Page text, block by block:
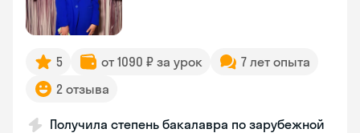
5 от 1090 ₽ за урок
7 лет опыта
2 отзыва
Получила степень бакалавра по зарубежной